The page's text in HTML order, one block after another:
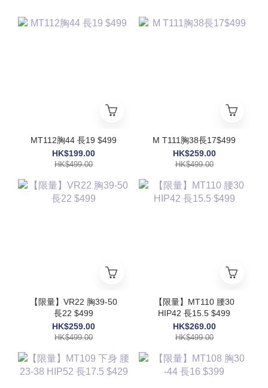
MT112胸44 長19 $499
HK$199.00
HK$499.00
M T111胸38長17$499
HK$259.00
HK$499.00
【限量】VR22 胸39-50
長22 $499
HK$259.00
HK$499.00
【限量】MT110 腰30
HIP42 長15.5 $499
HK$269.00
HK$499.00